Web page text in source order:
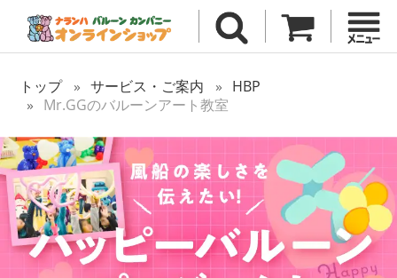
トップ サービス・ご案内
HBP
Mr.GGのバルーンアート教室